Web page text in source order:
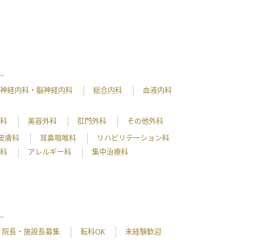
神経内科・脳神経内科 総合内科
血液内科
美容外科 肛門外科
その他外科
膚科 耳鼻咽喉科
リハビリテーション科
アレルギー科
集中治療科
院長・施設長募集 転科OK
未経験歓迎